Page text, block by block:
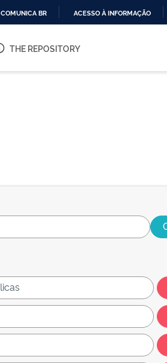
O
COMUNICA BR ACESSO À INFORMAÇÃO
THE REPOSITORY